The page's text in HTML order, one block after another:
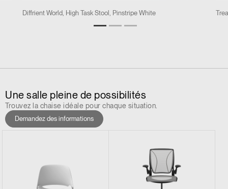
Diffrient World, High Task Stool, Pinstripe White
Une salle pleine de possibilités
Trouvez la chaise idéale pour chaque situation.
Demandez des informations